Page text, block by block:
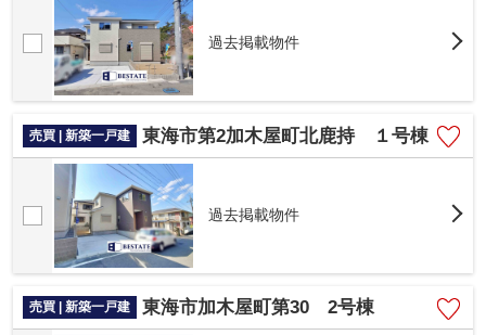
過去掲載物件
売買 | 新築一戸建 東海市第2加木屋町北鹿持 １号棟
過去掲載物件
売買 | 新築一戸建 東海市加木屋町第30 2号棟